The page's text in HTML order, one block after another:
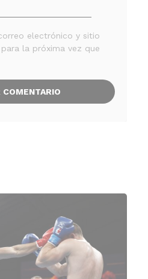
electrónico y sitio
la próxima vez que